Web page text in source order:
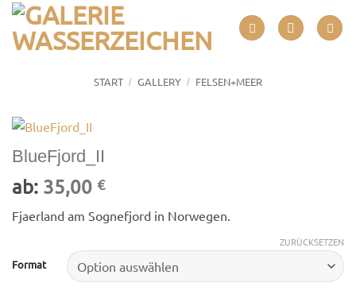
Zum
Inhalt
springen
START / GALLERY / FELSEN+MEER
BlueFjord_II
ab: 35,00 €
Fjaerland am Sognefjord in Norwegen.
Format
ZURÜCKSETZEN